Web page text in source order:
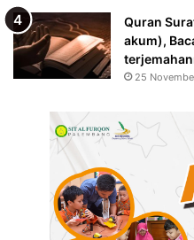
Quran
akum),
25